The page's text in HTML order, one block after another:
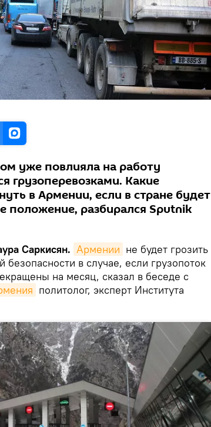
уже повлияла на работу
грузоперевозками. Какие
в Армении, если в стране будет
положение, разбирался Sputnik
Саркисян. Армении не будет грозить
в случае, если грузопоток
на месяц, сказал в беседе с
политолог, эксперт Института